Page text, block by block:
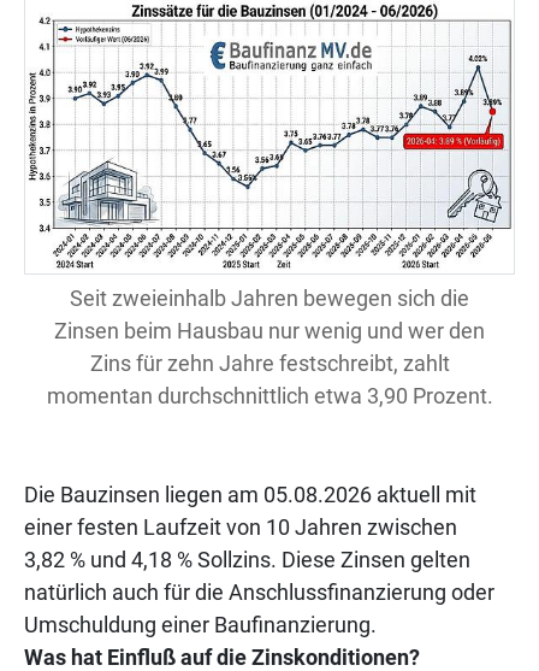
Seit zweieinhalb Jahren bewegen sich die
Zinsen beim Hausbau nur wenig und wer den
Zins für zehn Jahre festschreibt, zahlt
momentan durchschnittlich etwa 3,90 Prozent.
Die Bauzinsen liegen am 05.08.2026 aktuell mit
einer festen Laufzeit von 10 Jahren zwischen
3,82 % und 4,18 % Sollzins. Diese Zinsen gelten
natürlich auch für die Anschlussfinanzierung oder
Umschuldung einer Baufinanzierung.
Was hat Einfluß auf die Zinskonditionen?